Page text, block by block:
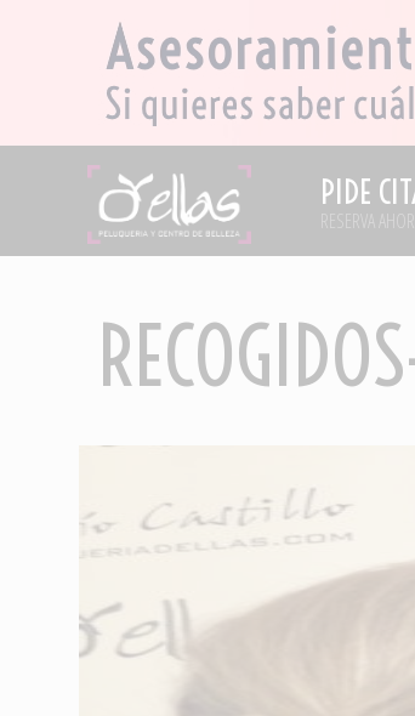
PIDE
RESERVA